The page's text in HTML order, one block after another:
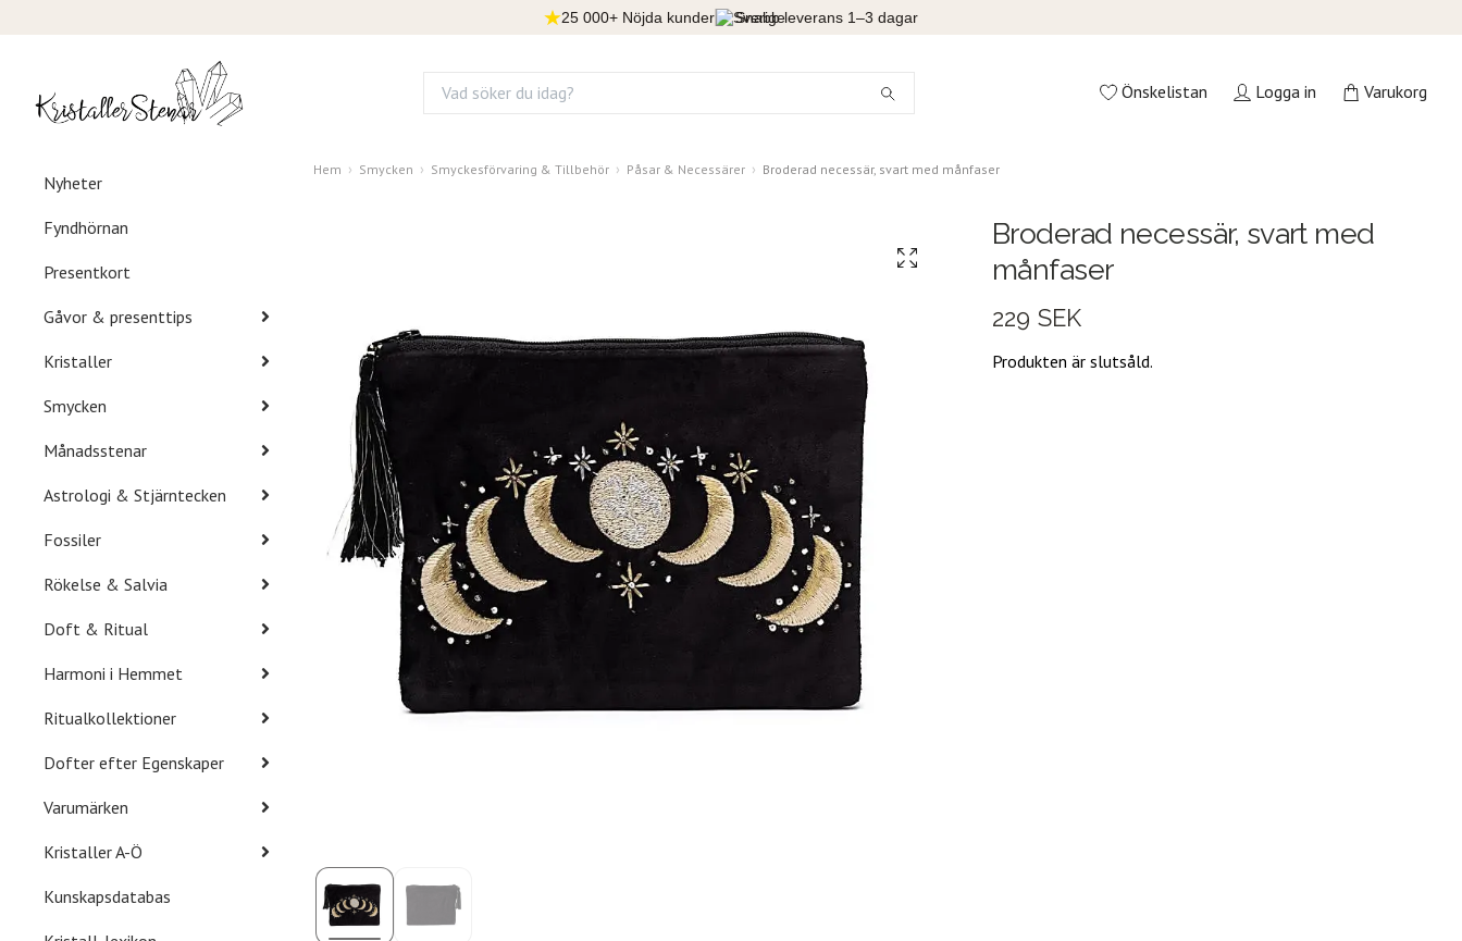
25 000+ Nöjda kunder Snabb leverans 1–3 dagar
Önskelistan Logga in Varukorg
Nyheter
Fyndhörnan
Presentkort
Gåvor & presenttips
Kristaller
Smycken
Månadsstenar
Astrologi & Stjärntecken
Fossiler
Rökelse & Salvia
Doft & Ritual
Harmoni i Hemmet
Ritualkollektioner
Dofter efter Egenskaper
Varumärken
Kristaller A-Ö
Kunskapsdatabas
Hem Smycken Smyckesförvaring & Tillbehör Påsar & Necessärer Broderad necessär, svart med månfaser
Broderad necessär, svart med
månfaser
229 SEK
Produkten är slutsåld.